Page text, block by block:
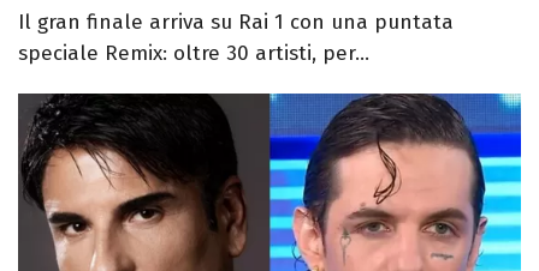
Il gran finale arriva su Rai 1 con una puntata
speciale Remix: oltre 30 artisti, per...